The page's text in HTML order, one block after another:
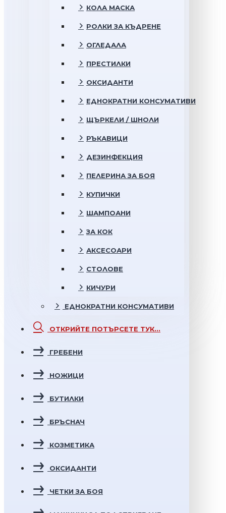
КОЛА МАСКА
РОЛКИ ЗА КЪДРЕНЕ
ОГЛЕДАЛА
ПРЕСТИЛКИ
ОКСИДАНТИ
ЕДНОКРАТНИ КОНСУМАТИВИ
ЩЪРКЕЛИ / ШНОЛИ
РЪКАВИЦИ
ДЕЗИНФЕКЦИЯ
ПЕЛЕРИНА ЗА БОЯ
КУПИЧКИ
ШАМПОАНИ
ЗА КОК
АКСЕСОАРИ
СТОЛОВЕ
КИЧУРИ
ЕДНОКРАТНИ КОНСУМАТИВИ
ОТКРИЙТЕ ПОТЪРСЕТЕ ТУК...
ГРЕБЕНИ
НОЖИЦИ
БУТИЛКИ
БРЪСНАЧ
КОЗМЕТИКА
ОКСИДАНТИ
ЧЕТКИ ЗА БОЯ